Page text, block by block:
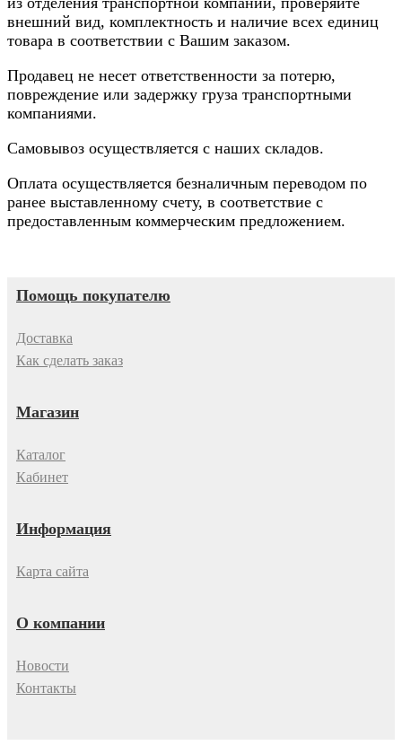
внешний вид, комплектность и наличие всех единиц
товара в соответствии с Вашим заказом.
Продавец не несет ответственности за потерю,
повреждение или задержку груза транспортными
компаниями.
Самовывоз осуществляется с наших складов.
Оплата осуществляется безналичным переводом по
ранее выставленному счету, в соответствие с
предоставленным коммерческим предложением.
Помощь покупателю
Доставка
Как сделать заказ
Магазин
Каталог
Кабинет
Информация
Карта сайта
О компании
Новости
Контакты